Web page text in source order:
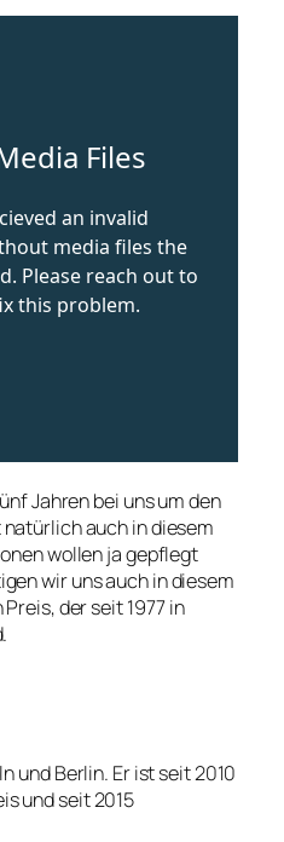
Jahren bei uns um den
auch in diesem
wollen ja gepflegt
wir uns auch in diesem
der seit 1977 in
und Berlin. Er ist seit 2010
und seit 2015